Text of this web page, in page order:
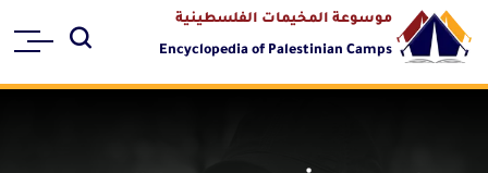
موسوعة المخيمات الفلسطينية
Encyclopedia of Palestinian Camps